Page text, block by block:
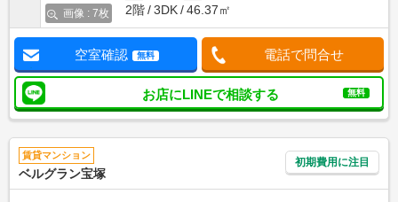
画像 : 7枚
2階
3DK 46.37㎡
空室確認 無料 電話で問合せ
お店にLINEで相談する 無料
賃貸マンション
ベルグラン宝塚
初期費用に注目